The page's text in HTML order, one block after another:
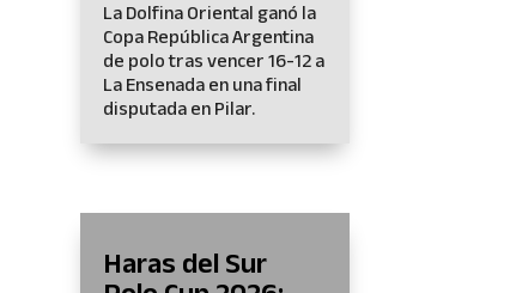
La Dolfina Oriental ganó la
Copa República Argentina
de polo tras vencer 16-12 a
La Ensenada en una final
disputada en Pilar.
Haras del Sur